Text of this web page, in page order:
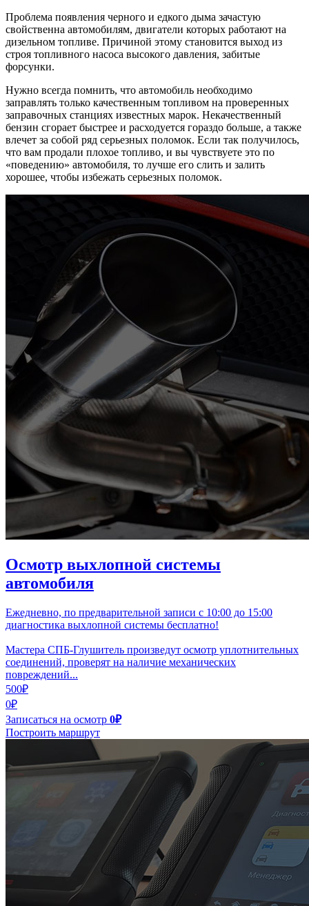
Проблема появления черного и едкого дыма зачастую
свойственна автомобилям, двигатели которых работают на
дизельном топливе. Причиной этому становится выход из
строя топливного насоса высокого давления, забитые
форсунки.
Нужно всегда помнить, что автомобиль необходимо
заправлять только качественным топливом на проверенных
заправочных станциях известных марок. Некачественный
бензин сгорает быстрее и расходуется гораздо больше, а также
влечет за собой ряд серьезных поломок. Если так получилось,
что вам продали плохое топливо, и вы чувствуете это по
«поведению» автомобиля, то лучше его слить и залить
хорошее, чтобы избежать серьезных поломок.
Осмотр выхлопной системы
автомобиля
Ежедневно, по предварительной записи с 10:00 до 15:00
диагностика выхлопной системы бесплатно!
Мастера СПБ-Глушитель произведут осмотр уплотнительных
соединений, проверят на наличие механических
повреждений...
500₽
0₽
Записаться на осмотр 0₽
Построить маршрут